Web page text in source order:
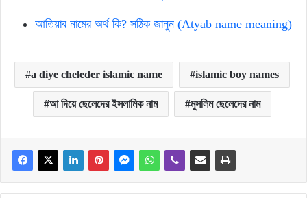
আতিয়াব নামের অর্থ কি? সঠিক জানুন (Atyab name meaning)
a diye cheleder islamic name islamic boy names
আ দিয়ে ছেলেদের ইসলামিক নাম মুসলিম ছেলেদের নাম